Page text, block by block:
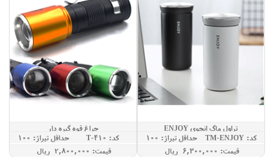
تراول ماگ انجوی ENJOY
کد: TM-ENJOY
حداقل تيراژ: 100
قيمت: 6,300,000 ريال
چراغ قوه گیره دار
کد: T-410
حداقل تيراژ: 100
قيمت: 2,800,000 ريال